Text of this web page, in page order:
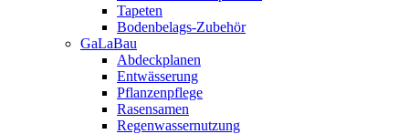
Tapeten
Bodenbelags-Zubehör
GaLaBau
Abdeckplanen
Entwässerung
Pflanzenpflege
Rasensamen
Regenwassernutzung